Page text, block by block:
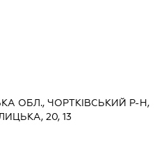
ОБЛ., ЧОРТКІВСЬКИЙ Р-Н,
20, 13